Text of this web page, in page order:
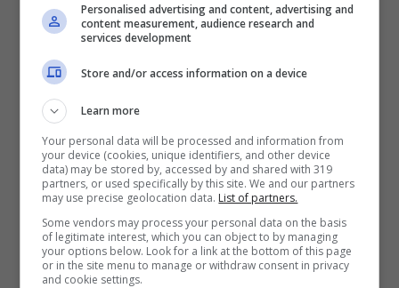
Sanremo nel mirino, anche
fa miracoli: Di Pietro e Bondi amici
per un giorno
Feb 15, 2012
La Rai “commissaria” il Festival:
Marano inviato a coordinare
Personalised advertising and content, advertising and
content measurement, audience research and
services development
Store and/or access information on a device
Learn more
Your personal data will be processed and information from
your device (cookies, unique identifiers, and other device
data) may be stored by, accessed by and shared with 319
partners, or used specifically by this site. We and our partners
may use precise geolocation data. List of partners.
Some vendors may process your personal data on the basis
of legitimate interest, which you can object to by managing
your options below. Look for a link at the bottom of this page
or in the site menu to manage or withdraw consent in privacy
and cookie settings.